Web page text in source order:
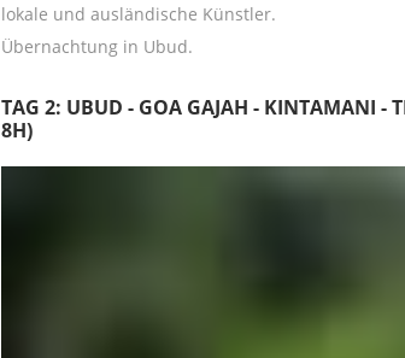
lokale und ausländische Künstler.
Übernachtung in Ubud.
TAG 2: UBUD - GOA GAJAH - KINTAMANI -
8H)